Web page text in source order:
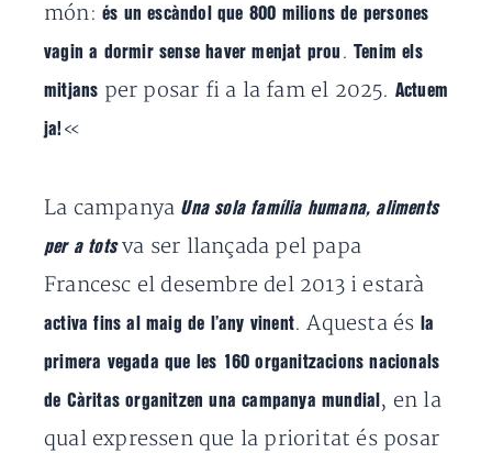
món:és un escàndol que 800 milions de persones
vagin a dormir sense haver menjat prou .Tenim els
mitjans per posar fi a la fam el 2025. Actuem
ja! «
La campanya Una sola família humana, aliments
per a totsva ser llançada pel papa
Francesc el desembre del 2013 i estarà
activa fins al maig de l’any vinent. Aquesta és la
primera vegada que les 160 organitzacions nacionals
de Càritas organitzen una campanya mundial , en la
qual expressen que la prioritat és posar